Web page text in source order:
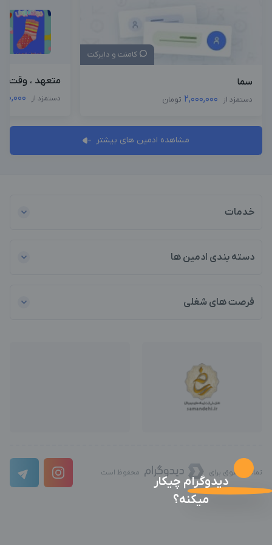
کامنت و دایرکت
سما
دستمزد از 2,000,000 تومان
متعهد ، وقت
دستمزد از
مشاهده ادمین های بیشتر
خدمات
دسته بندی ادمین ها
فرصت های شغلی
تمامی حقوق برای محفوظ است
دیدوگرام چیکار
میکنه؟